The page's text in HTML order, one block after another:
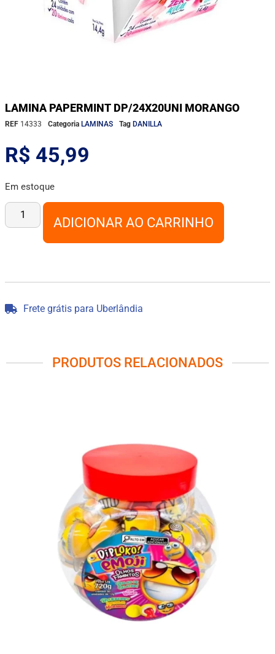
LAMINA PAPERMINT DP/24X20UNI MORANGO
REF 14333 Categoria LAMINAS Tag DANILLA
R$ 45,99
Em estoque
ADICIONAR AO CARRINHO
Frete grátis para Uberlândia
PRODUTOS RELACIONADOS